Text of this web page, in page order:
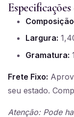
Largura:
Gramatura:
Frete Fixo:
seu estado.
Atenção: Pode